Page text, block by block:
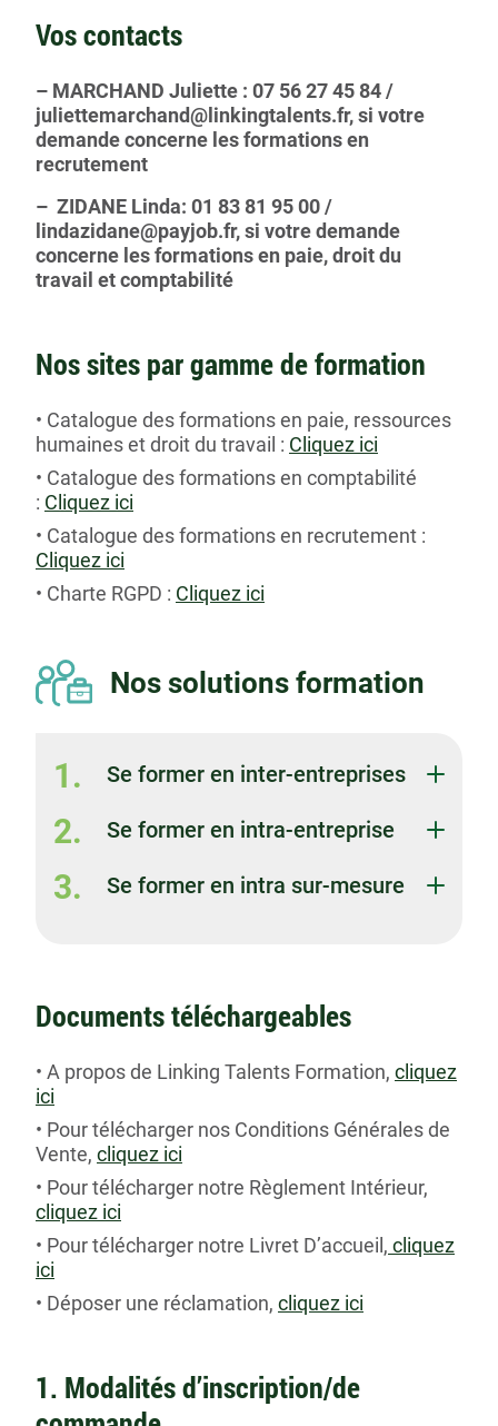
Vos contacts
– MARCHAND Juliette : 07 56 27 45 84 /
juliettemarchand@linkingtalents.fr, si votre
demande concerne les formations en
recrutement
– ZIDANE Linda: 01 83 81 95 00 /
lindazidane@payjob.fr, si votre demande
concerne les formations en paie, droit du
travail et comptabilité
Nos sites par gamme de formation
Catalogue des formations en paie, ressources
humaines et droit du travail : Cliquez ici
Catalogue des formations en comptabilité
: Cliquez ici
Catalogue des formations en recrutement :
Cliquez ici
Charte RGPD : Cliquez ici
Nos solutions formation
1. Se former en inter-entreprises
2. Se former en intra-entreprise
3. Se former en intra sur-mesure
Documents téléchargeables
A propos de Linking Talents Formation, cliquez
ici
Pour télécharger nos Conditions Générales de
Vente, cliquez ici
Pour télécharger notre Règlement Intérieur,
cliquez ici
Pour télécharger notre Livret D’accueil, cliquez
ici
Déposer une réclamation, cliquez ici
1. Modalités d’inscription/de